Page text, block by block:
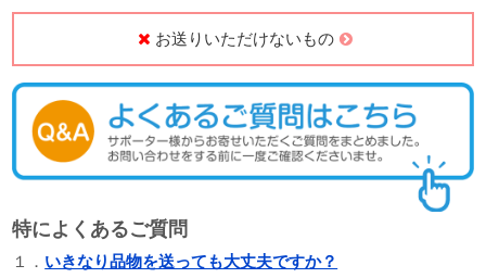
お送りいただけないもの
特によくあるご質問
１． いきなり品物を送っても大丈夫ですか？